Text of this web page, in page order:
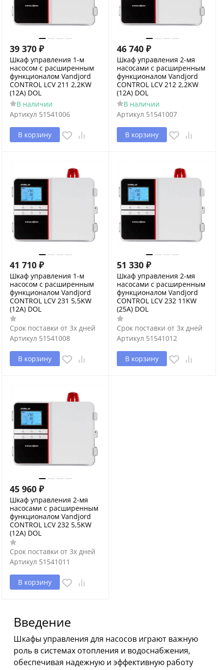
39 370 ₽
Шкаф управления 1-м
насосом с расширенным
функционалом Vandjord
CONTROL LCV 211 2,2KW
(12А) DOL
В наличии
Артикул 51541006
В корзину
46 740 ₽
Шкаф управления 2-мя
насосами с расширенным
функционалом Vandjord
CONTROL LCV 212 2,2KW
(12А) DOL
В наличии
Артикул 51541007
В корзину
41 710 ₽
Шкаф управления 1-м
насосом с расширенным
функционалом Vandjord
CONTROL LCV 231 5,5KW
(12A) DOL
Срок поставки от 3х дней
Артикул 51541008
В корзину
51 330 ₽
Шкаф управления 2-мя
насосами с расширенным
функционалом Vandjord
CONTROL LCV 232 11KW
(25A) DOL
Срок поставки от 3х дней
Артикул 51541012
В корзину
45 960 ₽
Шкаф управления 2-мя
насосами с расширенным
функционалом Vandjord
CONTROL LCV 232 5,5KW
(12A) DOL
Срок поставки от 3х дней
Артикул 51541011
В корзину
Введение
Шкафы управления для насосов играют важную
роль в системах отопления и водоснабжения,
обеспечивая надежную и эффективную работу